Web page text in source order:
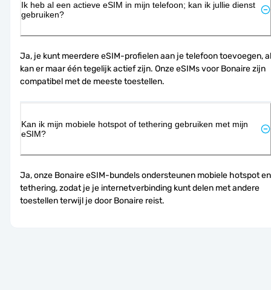
Ik heb al een actieve eSIM in mijn telefoon; kan ik jullie dienst
gebruiken?
Ja, je kunt meerdere eSIM-profielen aan je telefoon toevoegen, al
kan er maar één tegelijk actief zijn. Onze eSIMs voor Bonaire zijn
compatibel met de meeste toestellen.
Kan ik mijn mobiele hotspot of tethering gebruiken met mijn
eSIM?
Ja, onze Bonaire eSIM-bundels ondersteunen mobiele hotspot en
tethering, zodat je je internetverbinding kunt delen met andere
toestellen terwijl je door Bonaire reist.